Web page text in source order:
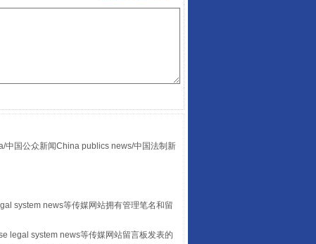
中国公众新闻China publics news/中国法制新
system news等传媒网站拥有管理笔名和留
legal system news等传媒网站留言板发表的